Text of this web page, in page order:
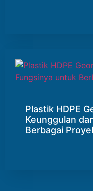
Plastik HDPE
Keunggulan
Berbagai